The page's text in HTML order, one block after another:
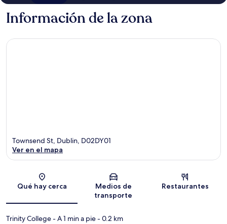
Información de la zona
Sección del mapa
Townsend St, Dublin, D02DY01
Ver en el mapa
Qué hay cerca
Medios de
transporte
Restaurantes
Trinity College- A 1 min a pie- 0.2 km